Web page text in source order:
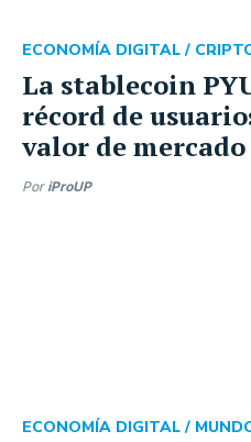
La stablecoin
récord de
valor de mercado
ECONOMÍA DIGITAL /
Por iProUP
ECONOMÍA DIGITAL /